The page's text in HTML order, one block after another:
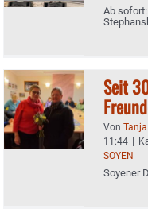
Ab
Seit
Von
11:44 |
SOYEN
Soyener